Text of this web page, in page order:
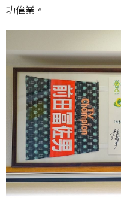
功偉業。